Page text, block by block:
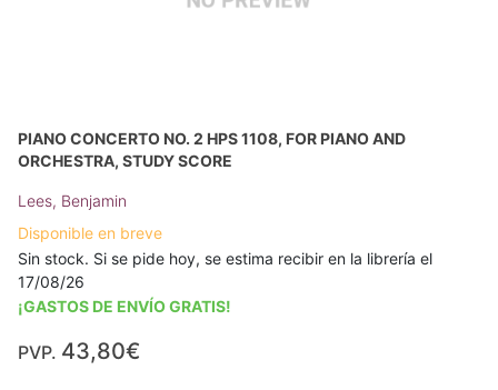
PIANO CONCERTO NO. 2 HPS 1108, FOR PIANO AND
ORCHESTRA, STUDY SCORE
Lees, Benjamin
Disponible en breve
Sin stock. Si se pide hoy, se estima recibir en la librería el
17/08/26
¡GASTOS DE ENVÍO GRATIS!
PVP. 43,80€